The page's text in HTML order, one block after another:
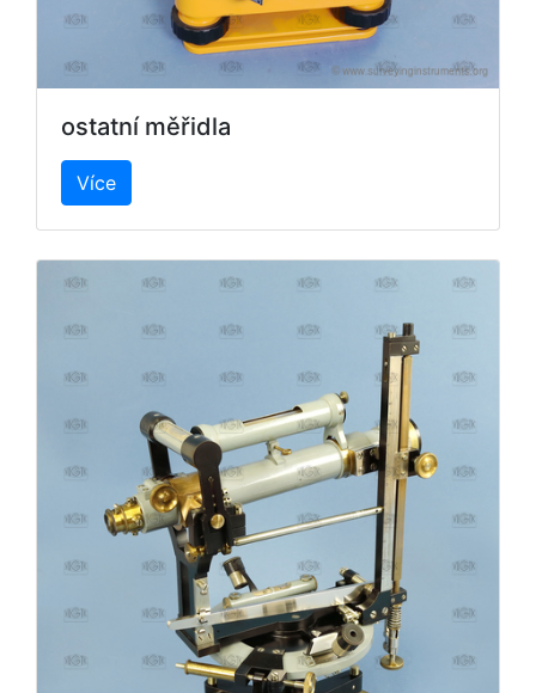
ostatní měřidla
Více